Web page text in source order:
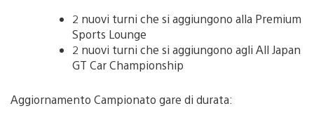
2 nuovi turni che si aggiungono alla Premium
Sports Lounge
2 nuovi turni che si aggiungono agli All Japan
GT Car Championship
Aggiornamento Campionato gare di durata: